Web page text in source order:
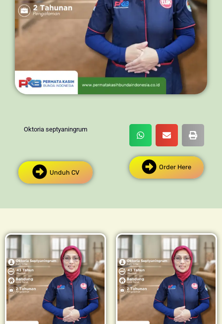
Oktoria septyaningrum
Unduh CV
Order Here